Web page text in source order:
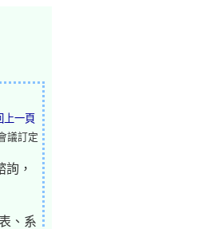
上一頁
議訂定
，
、系